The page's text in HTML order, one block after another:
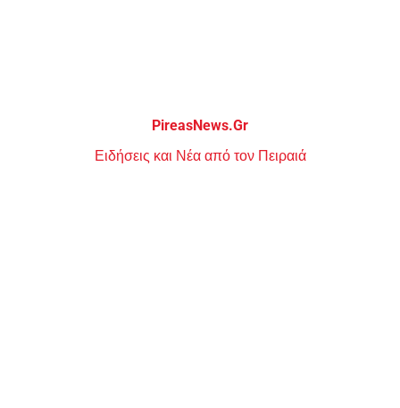
PireasNews.Gr
Ειδήσεις και Νέα από τον Πειραιά